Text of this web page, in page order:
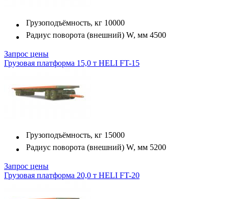
Грузоподъёмность, кг 10000
Радиус поворота (внешний) W, мм 4500
Запрос цены
Грузовая платформа 15,0 т HELI FT-15
Грузоподъёмность, кг 15000
Радиус поворота (внешний) W, мм 5200
Запрос цены
Грузовая платформа 20,0 т HELI FT-20